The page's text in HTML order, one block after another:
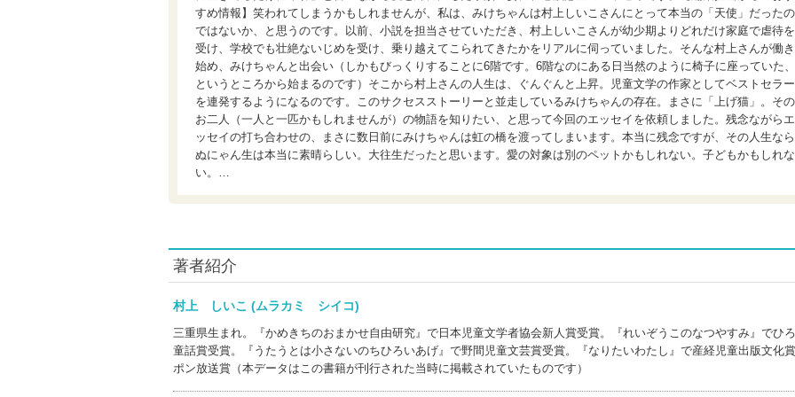
すめ情報】笑われてしまうかもしれませんが、私は、みけちゃんは村上しいこさんにとって本当の「天使」だったの
ではないか、と思うのです。以前、小説を担当させていただき、村上しいこさんが幼少期よりどれだけ家庭で虐待を
受け、学校でも壮絶ないじめを受け、乗り越えてこられてきたかをリアルに伺っていました。そんな村上さんが働き
始め、みけちゃんと出会い（しかもびっくりすることに6階です。6階なのにある日当然のように椅子に座っていた、
というところから始まるのです）そこから村上さんの人生は、ぐんぐんと上昇。児童文学の作家としてベストセラー
を連発するようになるのです。このサクセスストーリーと並走しているみけちゃんの存在。まさに「上げ猫」。その
お二人（一人と一匹かもしれませんが）の物語を知りたい、と思って今回のエッセイを依頼しました。残念ながらエ
ッセイの打ち合わせの、まさに数日前にみけちゃんは虹の橋を渡ってしまいます。本当に残念ですが、その人生なら
ぬにゃん生は本当に素晴らしい。大往生だったと思います。愛の対象は別のペットかもしれない。子どもかもしれな
い。…
著者紹介
村上 しいこ (ムラカミ シイコ)
三重県生まれ。『かめきちのおまかせ自由研究』で日本児童文学者協会新人賞受賞。『れいぞうこのなつやすみ』でひ
童話賞受賞。『うたうとは小さないのちひろいあげ』で野間児童文芸賞受賞。『なりたいわたし』で産経児童出版文化
ポン放送賞（本データはこの書籍が刊行された当時に掲載されていたものです）